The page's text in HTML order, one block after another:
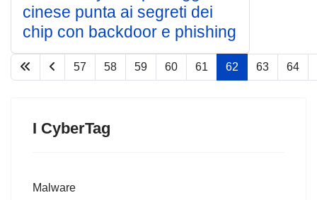
cinese punta ai segreti dei
chip con backdoor e phishing
Pagina 62 di 75
57 58 59 60 61 62 63 64
I CyberTag
Malware